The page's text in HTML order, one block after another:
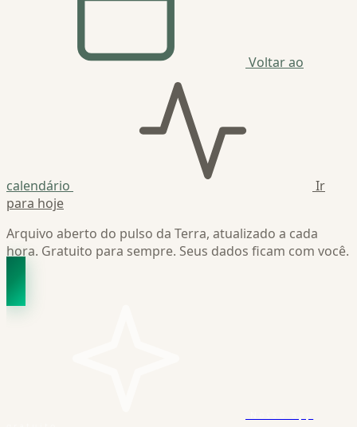
Voltar ao
calendário
Ir
para hoje
Arquivo aberto do pulso da Terra, atualizado a cada
hora. Gratuito para sempre. Seus dados ficam com você.